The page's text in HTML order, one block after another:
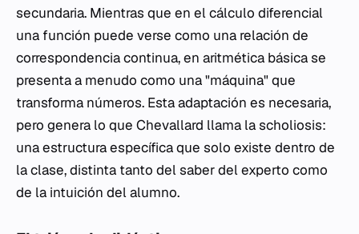
secundaria. Mientras que en el cálculo diferencial
una función puede verse como una relación de
correspondencia continua, en aritmética básica se
presenta a menudo como una "máquina" que
transforma números. Esta adaptación es necesaria,
pero genera lo que Chevallard llama lascholiosis:
una estructura específica que solo existe dentro de
la clase, distinta tanto del saber del experto como
de la intuición del alumno.